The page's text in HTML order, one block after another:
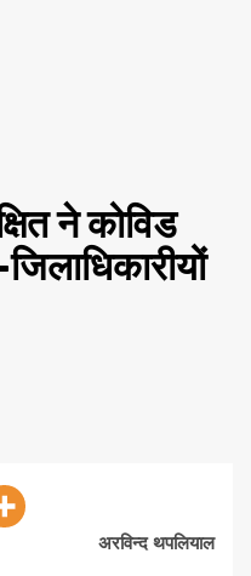
ने कोविड
अरविन्द थपलियाल